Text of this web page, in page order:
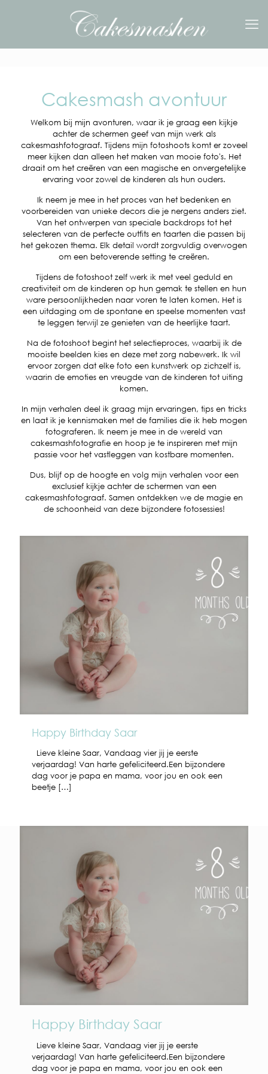
Cakesmash avontuur
Welkom bij mijn avonturen, waar ik je graag een kijkje
achter de schermen geef van mijn werk als
cakesmashfotograaf. Tijdens mijn fotoshoots komt er zoveel
meer kijken dan alleen het maken van mooie foto's. Het
draait om het creëren van een magische en onvergetelijke
ervaring voor zowel de kinderen als hun ouders.
Ik neem je mee in het proces van het bedenken en
voorbereiden van unieke decors die je nergens anders ziet.
Van het ontwerpen van speciale backdrops tot het
selecteren van de perfecte outfits en taarten die passen bij
het gekozen thema. Elk detail wordt zorgvuldig overwogen
om een betoverende setting te creëren.
Tijdens de fotoshoot zelf werk ik met veel geduld en
creativiteit om de kinderen op hun gemak te stellen en hun
ware persoonlijkheden naar voren te laten komen. Het is
een uitdaging om de spontane en speelse momenten vast
te leggen terwijl ze genieten van de heerlijke taart.
Na de fotoshoot begint het selectieproces, waarbij ik de
mooiste beelden kies en deze met zorg nabewerk. Ik wil
ervoor zorgen dat elke foto een kunstwerk op zichzelf is,
waarin de emoties en vreugde van de kinderen tot uiting
komen.
In mijn verhalen deel ik graag mijn ervaringen, tips en tricks
en laat ik je kennismaken met de families die ik heb mogen
fotograferen. Ik neem je mee in de wereld van
cakesmashfotografie en hoop je te inspireren met mijn
passie voor het vastleggen van kostbare momenten.
Dus, blijf op de hoogte en volg mijn verhalen voor een
exclusief kijkje achter de schermen van een
cakesmashfotograaf. Samen ontdekken we de magie en
de schoonheid van deze bijzondere fotosessies!
Happy Birthday Saar
Lieve kleine Saar, Vandaag vier jij je eerste
verjaardag! Van harte gefeliciteerd.Een bijzondere
dag voor je papa en mama, voor jou en ook een
beetje […]
Happy Birthday Saar
Lieve kleine Saar, Vandaag vier jij je eerste
verjaardag! Van harte gefeliciteerd.Een bijzondere
dag voor je papa en mama, voor jou en ook een